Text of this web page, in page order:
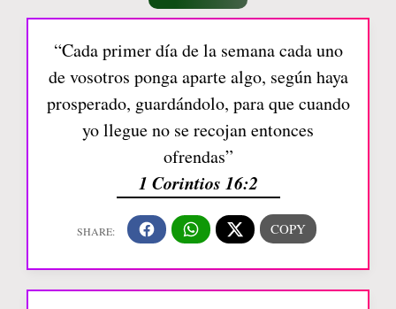
“Cada primer día de la semana cada uno
de vosotros ponga aparte algo, según haya
prosperado, guardándolo, para que cuando
yo llegue no se recojan entonces
ofrendas”
1 Corintios 16:2